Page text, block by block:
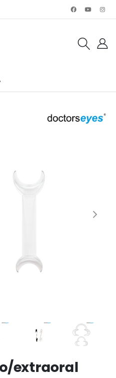
extraoral